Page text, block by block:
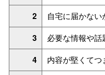
2
自宅に届かない
3
必要な情報や
4
内容が堅くて